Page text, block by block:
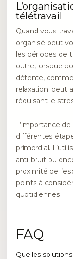
télétravail
Quand vous
organisé peut
les périodes de
outre, lorsque
détente,
relaxation, peut
réduisant le
L’importance
différentes
primordial.
anti-bruit ou
proximité de
points à
quotidiennes.
FAQ
Quelles